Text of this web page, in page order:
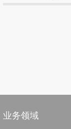
业务领域